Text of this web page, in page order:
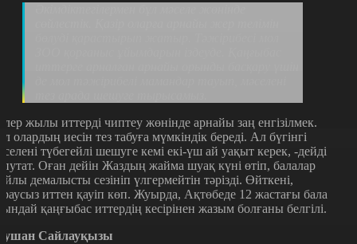
жылы иттерді чиптеу жөнінде арнайы заң енгізілмек.
олардың иесін тез табуға мүмкіндік береді. Ал бүгінгі
түбегейлі шешуге кемі екі-үш ай уақыт керек, -дейді
Оған дейін Жаздың жайма шуақ күні өтіп, балалар
демалысты сезініп үлгермейтін тәрізді. Өйткені,
иттен қауіп көп. Жуырда, Ақтөбеде 12 жастағы бала
қаңғыбас иттердің кесірінен жазым болғаны белгілі.
Сайлауқызы